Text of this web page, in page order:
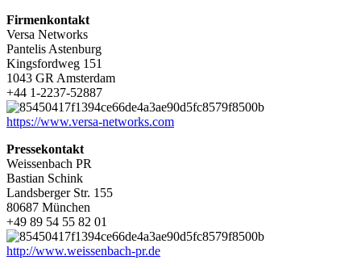
Firmenkontakt
Versa Networks
Pantelis Astenburg
Kingsfordweg 151
1043 GR Amsterdam
+44 1-2237-52887
https://www.versa-networks.com
Pressekontakt
Weissenbach PR
Bastian Schink
Landsberger Str. 155
80687 München
+49 89 54 55 82 01
http://www.weissenbach-pr.de